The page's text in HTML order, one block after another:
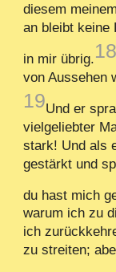
diesem
an bleibt keine
in mir übrig.18
von Aussehen
19Und er
vielgeliebter
stark! Und als
gestärkt und
du hast mich
warum ich zu
ich
zu streiten;